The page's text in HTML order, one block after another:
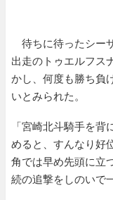
待ちに待ったシー
出走のトゥエルフス
かし、何度も勝ち負
いとみられた。
「宮崎北斗騎手を
めると、すんなり好
角では早め先頭に立
続の追撃をしのいで